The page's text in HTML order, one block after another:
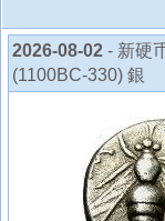
2026-08-02 - 新硬
(1100BC-330) 銀